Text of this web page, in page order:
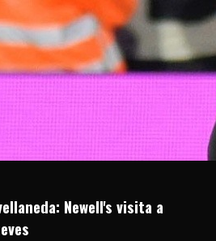
Newell's visita a